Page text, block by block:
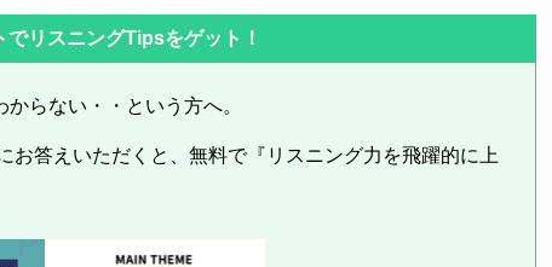
でリスニングTipsをゲット！
らない・・という方へ。
お答えいただくと、無料で『リスニング力を飛躍的に上